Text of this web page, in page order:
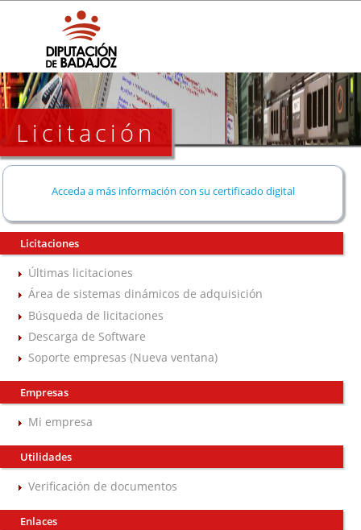
Licitación
Acceda a más información con su certificado digital
Licitaciones
Últimas licitaciones
Área de sistemas dinámicos de adquisición
Búsqueda de licitaciones
Descarga de Software
Soporte empresas (Nueva ventana)
Empresas
Mi empresa
Utilidades
Verificación de documentos
Enlaces